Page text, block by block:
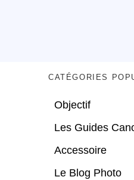
CATÉGORIES
Objectif
Les Guides
Accessoire
Le Blog Photo